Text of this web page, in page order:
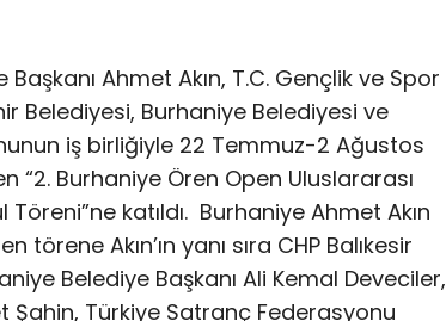
Başkanı Ahmet Akın, T.C. Gençlik ve Spor
Belediyesi, Burhaniye Belediyesi ve
iş birliğiyle 22 Temmuz-2 Ağustos
“2. Burhaniye Ören Open Uluslararası
katıldı. Burhaniye Ahmet Akın
törene Akın’ın yanı sıra CHP Balıkesir
Belediye Başkanı Ali Kemal Deveciler,
Şahin, Türkiye Satranç Federasyonu